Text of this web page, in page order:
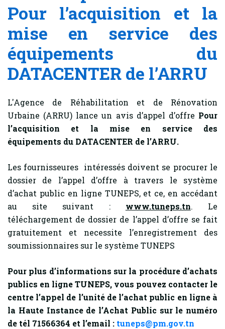
Pour l’acquisition et la
mise en service des
équipements du
DATACENTER de l’ARRU
L'Agence de Réhabilitation et de Rénovation
Urbaine (ARRU) lance un avis d’appel d’offre Pour
l’acquisition et la mise en service des
équipements du DATACENTER de l’ARRU.
Les fournisseures intéressés doivent se procurer le
dossier de l’appel d’offre à travers le système
d’achat public en ligne TUNEPS, et ce, en accédant
au site suivant : www.tuneps.tn. Le
téléchargement de dossier de l’appel d’offre se fait
gratuitement et necessite l’enregistrement des
soumissionnaires sur le système TUNEPS
Pour plus d’informations sur la procédure d’achats
publics en ligne TUNEPS, vous pouvez contacter le
centre l’appel de l’unité de l’achat public en ligne à
la Haute Instance de l’Achat Public sur le numéro
de tél 71566364 et l’email : tuneps@pm.gov.tn